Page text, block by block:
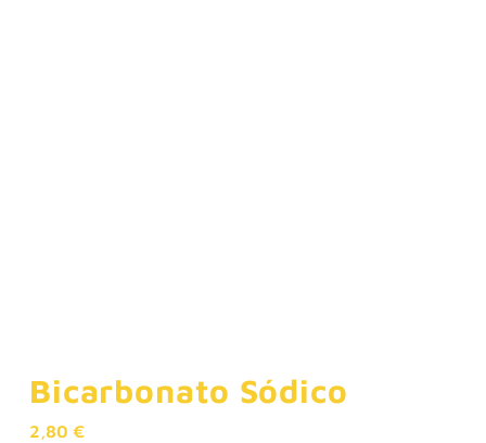
Bicarbonato Sódico
2,80 €